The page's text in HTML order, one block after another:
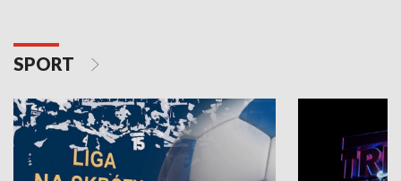
SPORT